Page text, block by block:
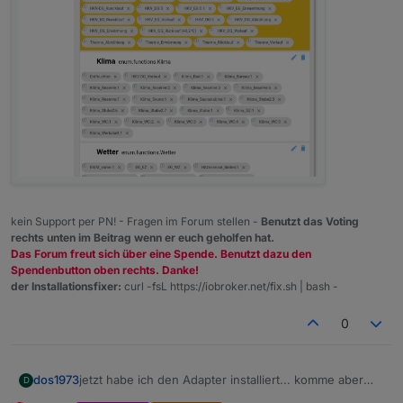
kein Support per PN! - Fragen im Forum stellen - Benutzt das Voting
rechts unten im Beitrag wenn er euch geholfen hat.
Das Forum freut sich über eine Spende. Benutzt dazu den
Spendenbutton oben rechts. Danke!
der Installationsfixer: curl -fsL https://iobroker.net/fix.sh | bash -
0
D dos1973jetzt habe ich den Adapter installiert... komme aber